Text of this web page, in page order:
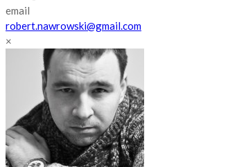
email
robert.nawrowski@gmail.com
×